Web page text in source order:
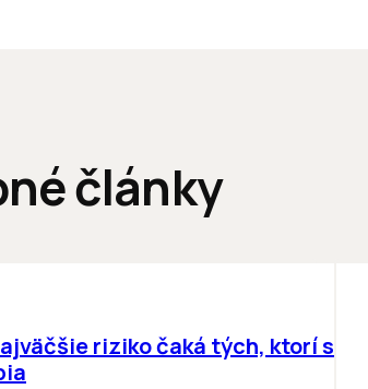
články
riziko čaká tých, ktorí sa